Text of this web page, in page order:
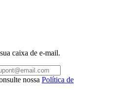
caixa de e-mail.
nossa Política de